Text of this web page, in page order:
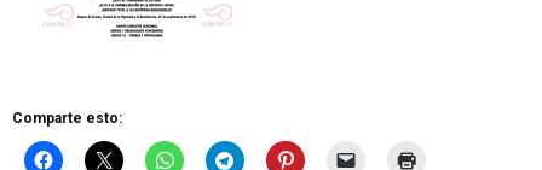
Comparte esto: